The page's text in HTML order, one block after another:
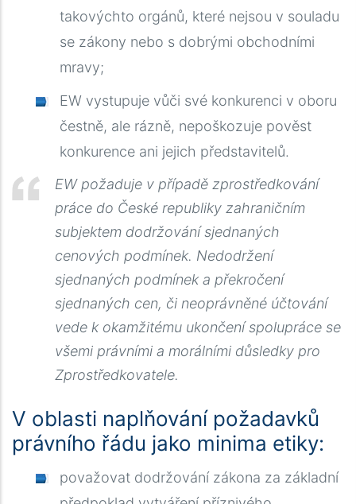
takovýchto orgánů, které nejsou v souladu
se zákony nebo s dobrými obchodními
mravy;
EW vystupuje vůči své konkurenci v oboru
čestně, ale rázně, nepoškozuje pověst
konkurence ani jejich představitelů.
EW požaduje v případě zprostředkování
práce do České republiky zahraničním
subjektem dodržování sjednaných
cenových podmínek. Nedodržení
sjednaných podmínek a překročení
sjednaných cen, či neoprávněné účtování
vede k okamžitému ukončení spolupráce se
všemi právními a morálními důsledky pro
Zprostředkovatele.
V oblasti naplňování požadavků
právního řádu jako minima etiky:
považovat dodržování zákona za základní